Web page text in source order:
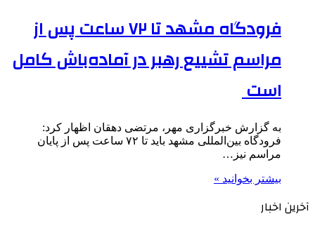
فرودگاه مشهد تا ۷۲ ساعت پس از
مراسم تشییع رهبر در آماده‌باش کامل
است
به گزارش خبرگزاری مهر، مرتضی دهقان اظهار کرد:
فرودگاه بین‌المللی مشهد باید تا ۷۲ ساعت پس از پایان
مراسم نیز…
بیشتر بخوانید »
آخرین اخبار